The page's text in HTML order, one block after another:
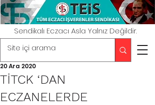
Sendikalı Eczacı Asla Yalnız Değildir.
TİTCK ‘DAN
ECZANELERDE
20 Ara 2020